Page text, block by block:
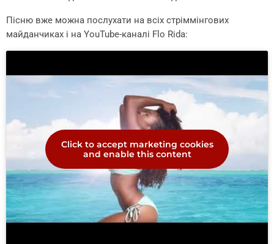
Пісню вже можна послухати на всіх стріммінгових
майданчиках і на YouTube-каналі Flo Rida:
Click to accept marketing cookies
and enable this content